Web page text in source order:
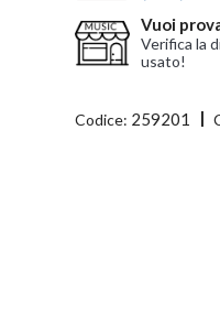
Vuoi
Verifica la
usato!
Codice: 259201